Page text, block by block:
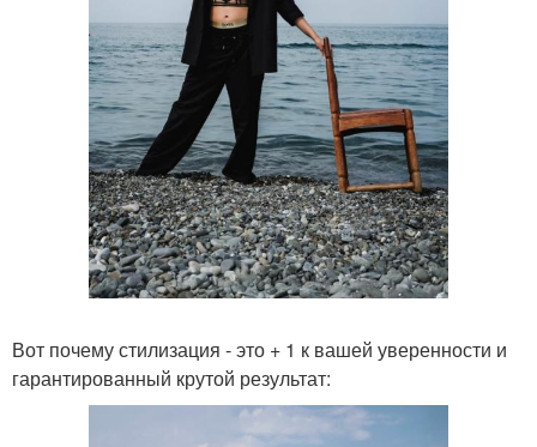
Вот почему стилизация - это + 1 к вашей уверенности и
гарантированный крутой результат: